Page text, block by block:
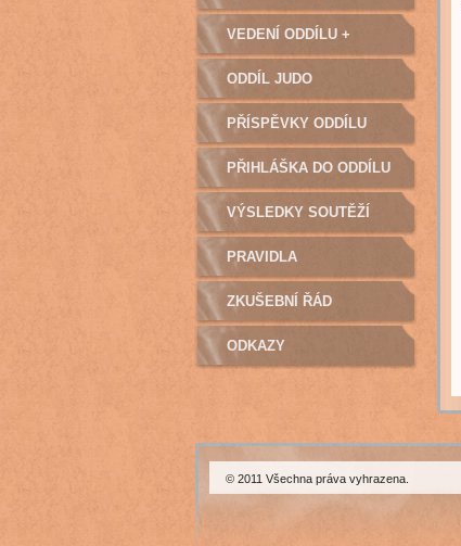
VEDENÍ ODDÍLU +
TRENÉŘI - KONTAKTY
ODDÍL JUDO
PŘÍSPĚVKY ODDÍLU
JUDO NA ROK 2022
PŘIHLÁŠKA DO ODDÍLU
JUDO
VÝSLEDKY SOUTĚŽÍ
POŘÁDANÝCH NAŠÍM
ODDÍLEM JUDO
PRAVIDLA
ZKUŠEBNÍ ŘÁD
ODKAZY
© 2011 Všechna práva vyhrazena.